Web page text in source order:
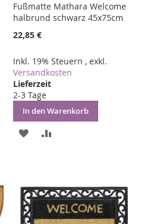
Fußmatte Mathara Welcome
halbrund schwarz 45x75cm
22,85 €
Inkl. 19% Steuern ,exkl.
Versandkosten
Lieferzeit
2-3 Tage
In den Warenkorb
ZUR